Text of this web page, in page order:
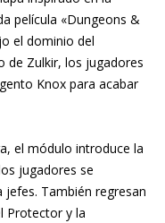
película «Dungeons &
el dominio del
de Zulkir, los jugadores
Knox para acabar
el módulo introduce la
jugadores se
También regresan
Protector y la